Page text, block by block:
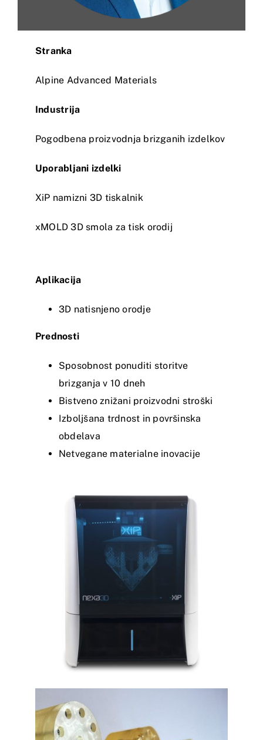
Stranka
Alpine Advanced Materials
Industrija
Pogodbena proizvodnja brizganih izdelkov
Uporabljani izdelki
XiP namizni 3D tiskalnik
xMOLD 3D smola za tisk orodij
Aplikacija
3D natisnjeno orodje
Prednosti
Sposobnost ponuditi storitve
brizganja v 10 dneh
Bistveno znižani proizvodni stroški
Izboljšana trdnost in površinska
obdelava
Netvegane materialne inovacije